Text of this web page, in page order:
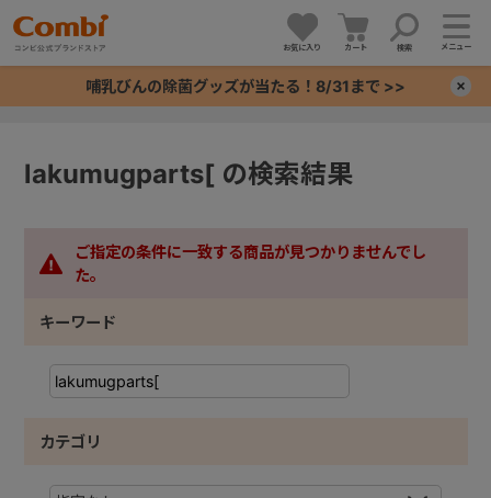
お気に入り カート 検索 メニュー
哺乳びんの除菌グッズが当たる！8/31まで >>
lakumugparts[ の検索結果
ご指定の条件に一致する商品が見つかりませんでし
た。
キーワード
カテゴリ